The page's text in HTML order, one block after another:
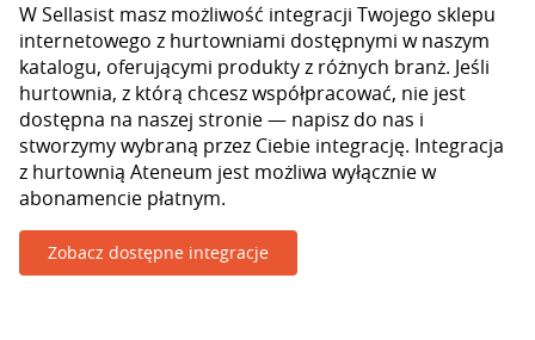
W Sellasist masz możliwość integracji Twojego sklepu
internetowego z hurtowniami dostępnymi w naszym
katalogu, oferującymi produkty z różnych branż. Jeśli
hurtownia, z którą chcesz współpracować, nie jest
dostępna na naszej stronie — napisz do nas i
stworzymy wybraną przez Ciebie integrację. Integracja
z hurtownią Ateneum jest możliwa wyłącznie w
abonamencie płatnym.
Zobacz dostępne integracje